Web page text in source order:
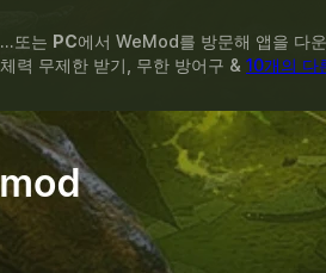
...또는 PC에서 WeMod를 방문해 앱을 다
체력 무제한 받기, 무한 방어구 & 10개의 다